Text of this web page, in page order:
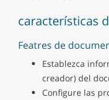
características
Featres de
Establezca
creador) del
Configure las